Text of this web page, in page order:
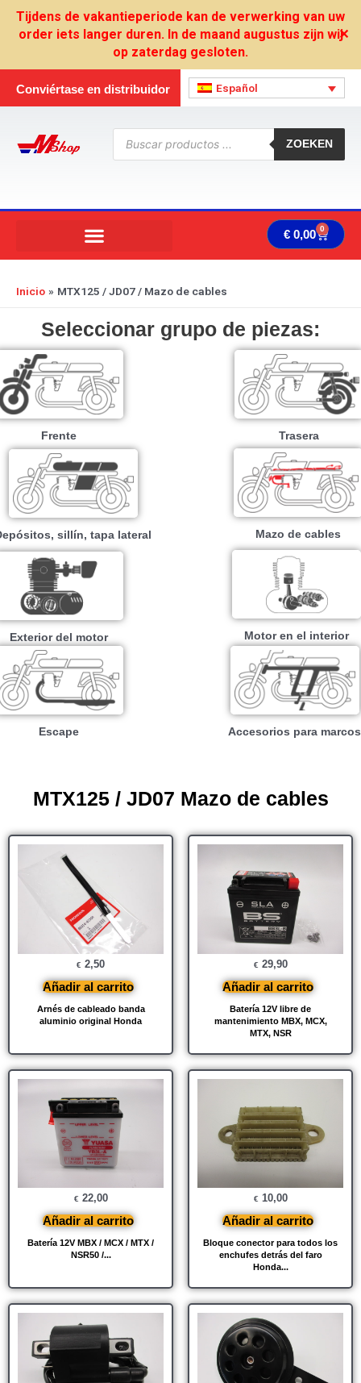
Tijdens de vakantieperiode kan de verwerking van uw
order iets langer duren. In de maand augustus zijn wij
op zaterdag gesloten.
✕
Conviértase en distribuidor Español
Búsqueda
productos
ZOEKEN
€ 0,00 0
Inicio MTX125 / JD07 / Mazo de cables
Seleccionar grupo de piezas:
Frente Trasera
sillín, tapa lateral Mazo de cables
Exterior del motor Motor en el interior
Escape Accesorios para marcos
MTX125 / JD07 Mazo de cables
Arnés de cableado banda
aluminio original Honda
€ 2,50
Añadir al carrito
Batería 12V libre de
mantenimiento MBX, MCX,
MTX, NSR
€ 29,90
Añadir al carrito
Batería 12V MBX / MCX / MTX /
NSR50 /...
€ 22,00
Añadir al carrito
Bloque conector para todos los
enchufes detrás del faro
Honda...
€ 10,00
Añadir al carrito